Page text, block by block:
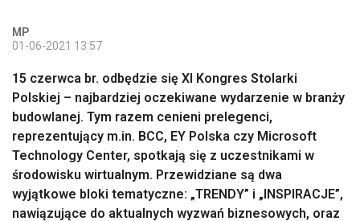
MP
01-06-2021 13:57
15 czerwca br. odbędzie się XI Kongres Stolarki
Polskiej – najbardziej oczekiwane wydarzenie w branży
budowlanej. Tym razem cenieni prelegenci,
reprezentujący m.in. BCC, EY Polska czy Microsoft
Technology Center, spotkają się z uczestnikami w
środowisku wirtualnym. Przewidziane są dwa
wyjątkowe bloki tematyczne: „TRENDY” i „INSPIRACJE”,
nawiązujące do aktualnych wyzwań biznesowych, oraz